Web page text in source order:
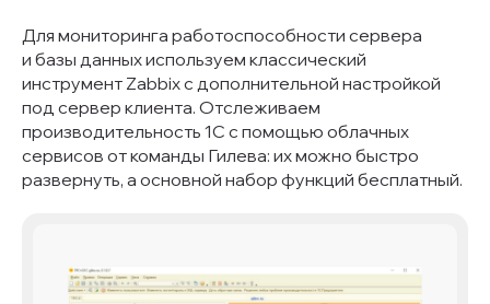
Для мониторинга работоспособности сервера
и базы данных используем классический
инструмент Zabbix с дополнительной настройкой
под сервер клиента. Отслеживаем
производительность 1С с помощью облачных
сервисов от команды Гилева: их можно быстро
развернуть, а основной набор функций бесплатный.